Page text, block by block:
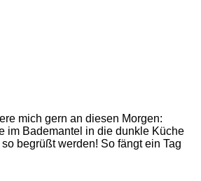
mich gern an diesen Morgen:
im Bademantel in die dunkle Küche
begrüßt werden! So fängt ein Tag